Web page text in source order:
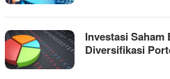
Investasi Saham
Diversifikasi